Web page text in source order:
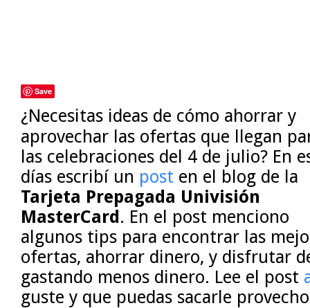
Save
¿Necesitas ideas de cómo ahorrar y
aprovechar las ofertas que llegan
las celebraciones del 4 de julio? En
días escribí un post en el blog de la
Tarjeta Prepagada Univisión
MasterCard. En el post menciono
algunos tips para encontrar las
ofertas, ahorrar dinero, y disfrutar
gastando menos dinero. Lee el post
guste y que puedas sacarle